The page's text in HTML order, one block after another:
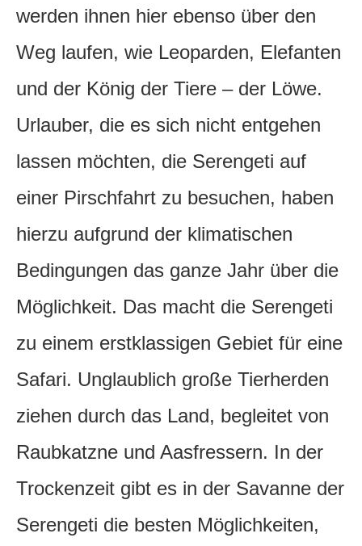
werden ihnen hier ebenso über den
Weg laufen, wie Leoparden, Elefanten
und der König der Tiere – der Löwe.
Urlauber, die es sich nicht entgehen
lassen möchten, die Serengeti auf
einer Pirschfahrt zu besuchen, haben
hierzu aufgrund der klimatischen
Bedingungen das ganze Jahr über die
Möglichkeit. Das macht die Serengeti
zu einem erstklassigen Gebiet für eine
Safari. Unglaublich große Tierherden
ziehen durch das Land, begleitet von
Raubkatzne und Aasfressern. In der
Trockenzeit gibt es in der Savanne der
Serengeti die besten Möglichkeiten,